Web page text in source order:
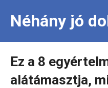
Néhány jó
Ez a 8
alátámasztja,